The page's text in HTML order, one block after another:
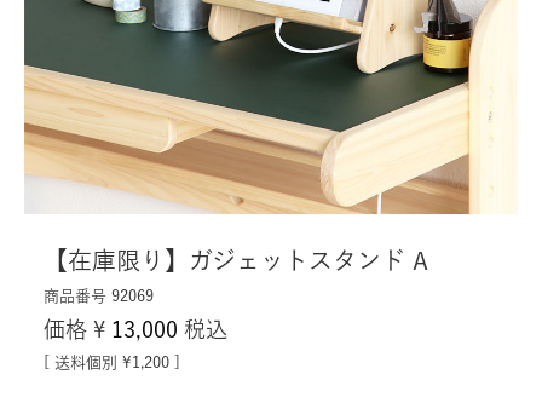
【在庫限り】ガジェットスタンド A
商品番号 92069
価格 ¥ 13,000 税込
送料個別 ¥1,200